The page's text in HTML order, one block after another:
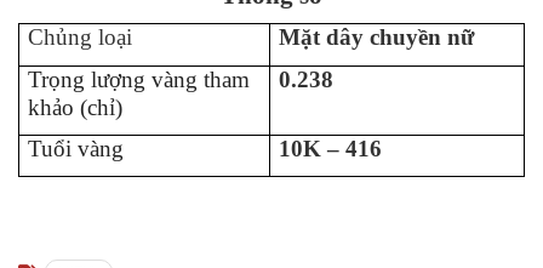
Chủng loại
Mặt dây chuyền nữ
Trọng lượng vàng tham
khảo (chỉ)
0.238
Tuổi vàng 10K – 416